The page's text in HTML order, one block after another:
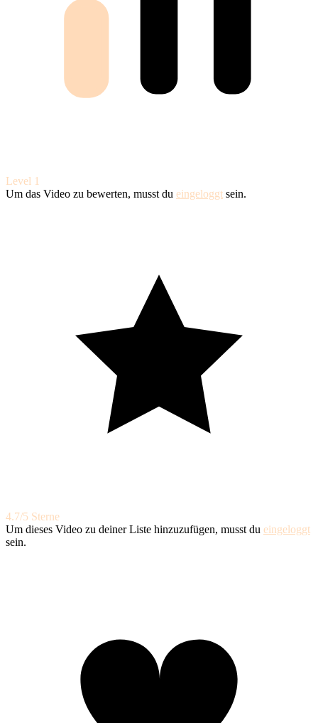
Level 1
Um das Video zu bewerten, musst du eingeloggt sein.
4.7/5 Sterne
Um dieses Video zu deiner Liste hinzuzufügen, musst du eingeloggt
sein.